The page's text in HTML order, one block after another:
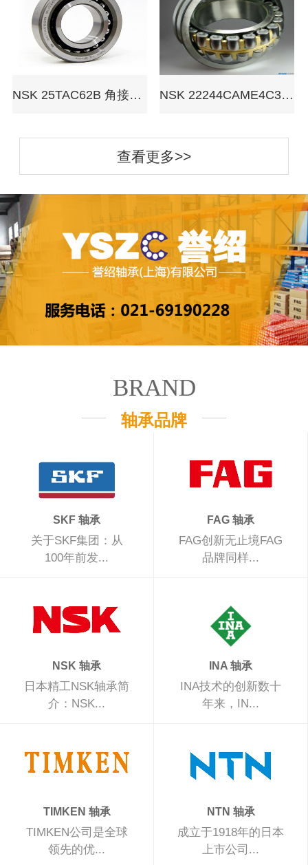
NSK 25TAC62B 角接触球轴承 NSK 22244CAME4C3 调心滚子轴承
查看更多>>
BRAND
轴承品牌
SKF 轴承
关于SKF集团：从
100年前发...
FAG 轴承
FAG创新无止境FAG
品牌同样...
NSK 轴承
日本精工NSK轴承简
介：NSK...
INA 轴承
INA技术的创新数十
年来，IN...
TIMKEN 轴承
TIMKEN公司是全球
领先的优...
NTN 轴承
成立于1918年的日本
上市公司...